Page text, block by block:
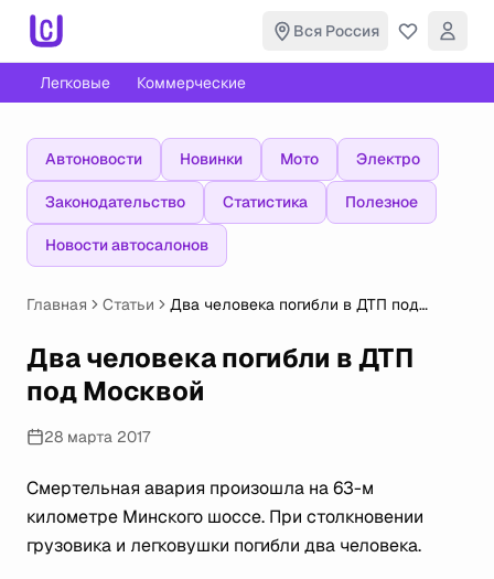
Вся Россия
Легковые Коммерческие
Автоновости Новинки Мото Электро
Законодательство Статистика Полезное
Новости автосалонов
Главная Статьи
Два человека погибли в ДТП под
Два человека погибли в ДТП
под Москвой
28 марта 2017
Смертельная авария произошла на 63-м
километре Минского шоссе. При столкновении
грузовика и легковушки погибли два человека.